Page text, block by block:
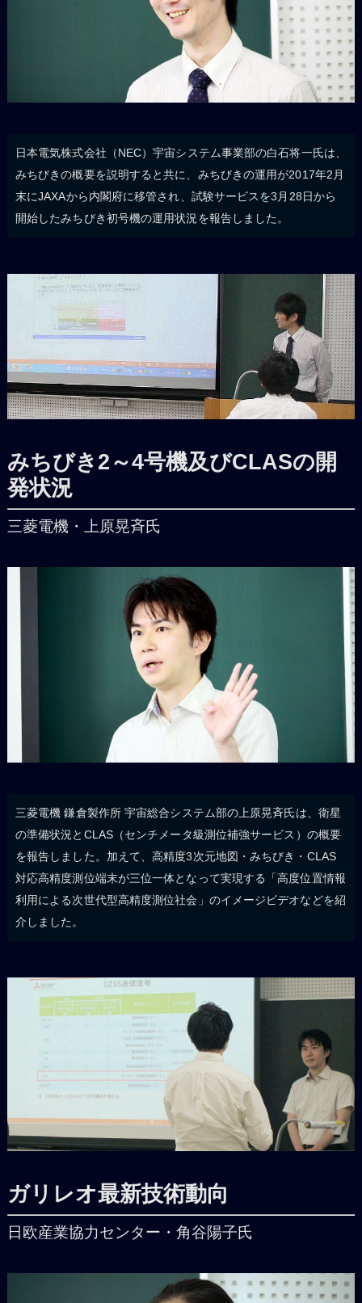
日本電気株式会社（NEC）宇宙システム事業部の白石将一氏は、
みちびきの概要を説明すると共に、みちびきの運用が2017年2月
末にJAXAから内閣府に移管され、試験サービスを3月28日から
開始したみちびき初号機の運用状況を報告しました。
みちびき2～4号機及びCLASの開
発状況
三菱電機・上原晃斉氏
三菱電機 鎌倉製作所 宇宙総合システム部の上原晃斉氏は、衛星
の準備状況とCLAS（センチメータ級測位補強サービス）の概要
を報告しました。加えて、高精度3次元地図・みちびき・CLAS
対応高精度測位端末が三位一体となって実現する「高度位置情報
利用による次世代型高精度測位社会」のイメージビデオなどを紹
介しました。
ガリレオ最新技術動向
日欧産業協力センター・角谷陽子氏